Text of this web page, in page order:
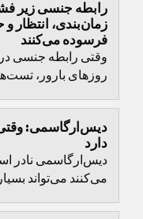
رابطه جنسی زیر
زمان‌بندی، انتظار
فرسوده می‌کنند
وقتی رابطه جنسی
روزهای بارور،
دیس‌ارگاسمی:
دارد
دیس‌ارگاسمی نادر
می‌کنند می‌تواند